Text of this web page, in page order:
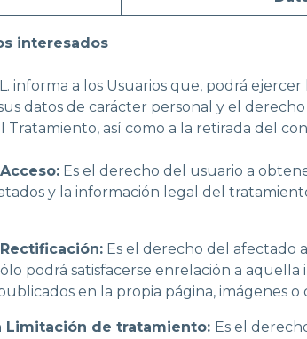
interesados
informa a los Usuarios que, podrá
datos de carácter personal y el
Tratamiento, así como a la retirada del
Es el derecho del usuario a
y la información legal del
Es el derecho del afectado
podrá satisfacerse enrelación a
en la propia página, imágenes
Limitación de tratamiento: Es el